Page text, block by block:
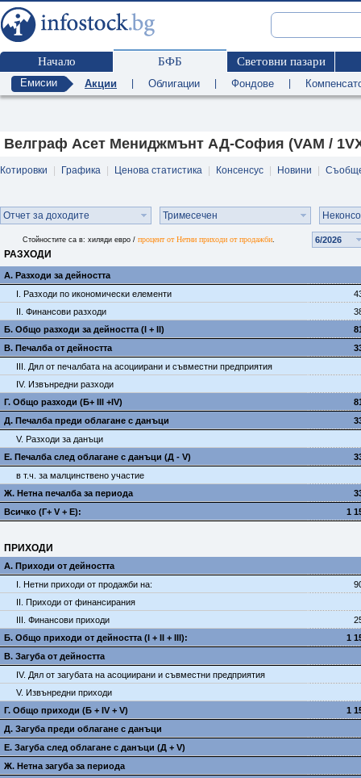
Начало БФБ Световни пазари
Емисии Акции Облигации Фондове
Велграф Асет Мениджмънт АД-София (VAM /
Котировки Графика Ценова статистика Консенсус Новини
Отчет за доходите Тримесечен
Стойностите са в: хиляди евро / процент от Нетни приходи от продажби. 6/2026
РАЗХОДИ
А. Разходи за дейността
I. Разходи по икономически елементи
II. Финансови разходи
Б. Общо разходи за дейността (I + II)
В. Печалба от дейността
III. Дял от печалбата на асоциирани и съвместни предприятия
IV. Извънредни разходи
Г. Общо разходи (Б+ III +IV)
Д. Печалба преди облагане с данъци
V. Разходи за данъци
E. Печалба след облагане с данъци (Д - V)
в т.ч. за малцинствено участие
Ж. Нетна печалба за периода
Всичко (Г+ V + Е):
1
ПРИХОДИ
А. Приходи от дейността
I. Нетни приходи от продажби на:
II. Приходи от финансирания
III. Финансови приходи
Б. Общо приходи от дейността (I + II + III):
1
В. Загуба от дейността
IV. Дял от загубата на асоциирани и съвместни предприятия
V. Извънредни приходи
Г. Общо приходи (Б + IV + V)
1
Д. Загуба преди облагане с данъци
E. Загуба след облагане с данъци (Д + V)
Ж. Нетна загуба за периода